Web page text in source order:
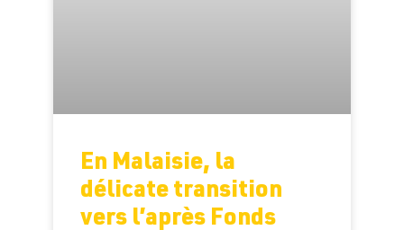
En Malaisie, la
délicate transition
vers l’après Fonds